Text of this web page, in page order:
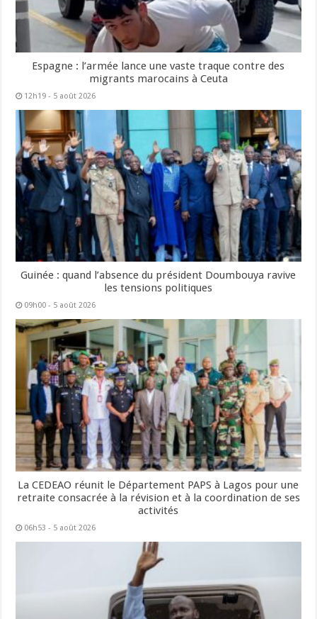
Espagne : l’armée lance une vaste traque contre des
migrants marocains à Ceuta
12h19 - 5 août 2026
Guinée : quand l’absence du président Doumbouya ravive
les tensions politiques
09h00 - 5 août 2026
La CEDEAO réunit le Département PAPS à Lagos pour une
retraite consacrée à la révision et à la coordination de ses
activités
06h53 - 5 août 2026